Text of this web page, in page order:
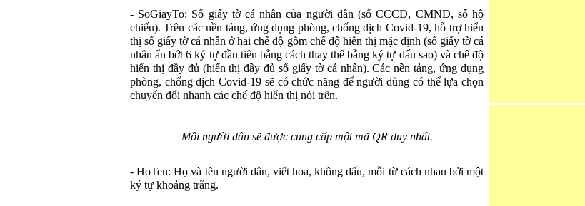
- SoGiayTo: Số giấy tờ cá nhân của người dân (số CCCD, CMND, số hộ
chiếu). Trên các nền tảng, ứng dụng phòng, chống dịch Covid-19, hỗ trợ hiển
thị số giấy tờ cá nhân ở hai chế độ gồm chế độ hiển thị mặc định (số giấy tờ cá
nhân ẩn bớt 6 ký tự đầu tiên bằng cách thay thế bằng ký tự dấu sao) và chế độ
hiển thị đầy đủ (hiển thị đầy đủ số giấy tờ cá nhân). Các nền tảng, ứng dụng
phòng, chống dịch Covid-19 sẽ có chức năng để người dùng có thể lựa chọn
chuyển đổi nhanh các chế độ hiển thị nói trên.
Mỗi người dân sẽ được cung cấp một mã QR duy nhất.
- HoTen: Họ và tên người dân, viết hoa, không dấu, mỗi từ cách nhau bởi một
ký tự khoảng trắng.